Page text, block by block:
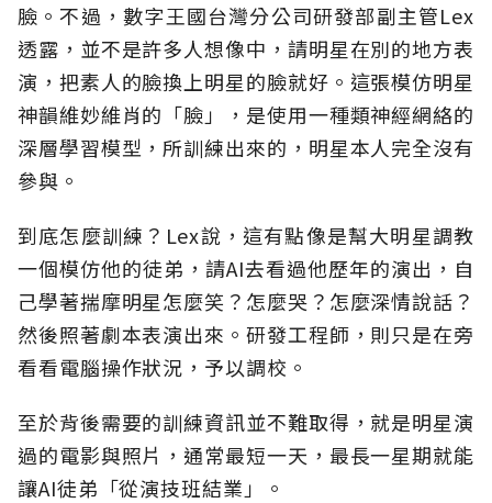
臉。不過，數字王國台灣分公司研發部副主管Lex
透露，並不是許多人想像中，請明星在別的地方表
演，把素人的臉換上明星的臉就好。這張模仿明星
神韻維妙維肖的「臉」，是使用一種類神經網絡的
深層學習模型，所訓練出來的，明星本人完全沒有
參與。
到底怎麼訓練？Lex說，這有點像是幫大明星調教
一個模仿他的徒弟，請AI去看過他歷年的演出，自
己學著揣摩明星怎麼笑？怎麼哭？怎麼深情說話？
然後照著劇本表演出來。研發工程師，則只是在旁
看看電腦操作狀況，予以調校。
至於背後需要的訓練資訊並不難取得，就是明星演
過的電影與照片，通常最短一天，最長一星期就能
讓AI徒弟「從演技班結業」。